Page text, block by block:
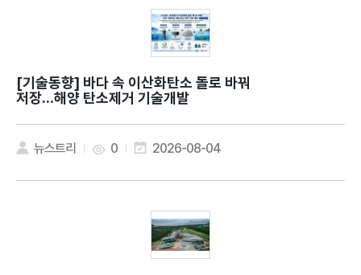
[기술동향]
저장...해양 탄소제거 기술개발
뉴스트리 0 2026-08-04